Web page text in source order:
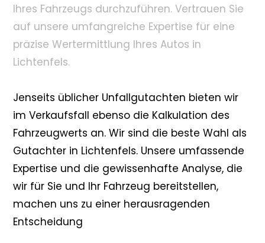
Ihres Fahrzeugs durchzuführen. Vertrauen Sie
auf unsere umfangreiche Expertise für eine
präzise Wertermittlung Ihres Autos in
Lichtenfels.
Jenseits üblicher Unfallgutachten bieten wir
im Verkaufsfall ebenso die Kalkulation des
Fahrzeugwerts an. Wir sind die beste Wahl als
Gutachter in Lichtenfels. Unsere umfassende
Expertise und die gewissenhafte Analyse, die
wir für Sie und Ihr Fahrzeug bereitstellen,
machen uns zu einer herausragenden
Entscheidung